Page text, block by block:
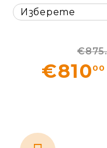
Статии
€81000